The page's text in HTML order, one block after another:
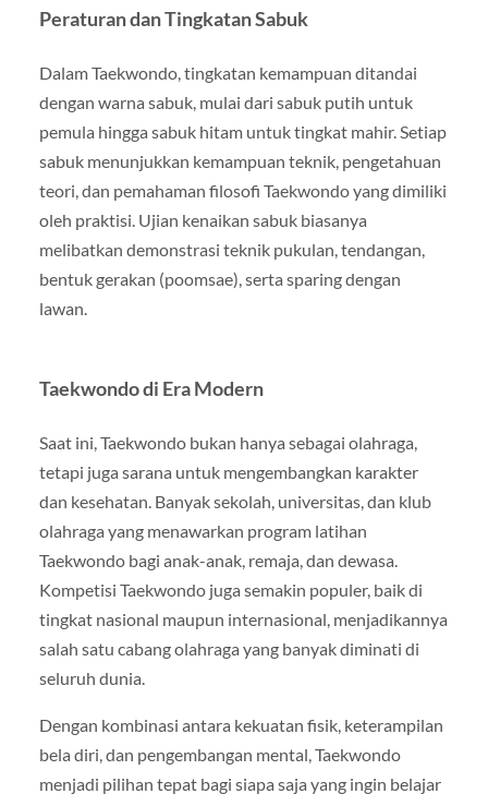
Peraturan dan Tingkatan Sabuk
Dalam Taekwondo, tingkatan kemampuan ditandai
dengan warna sabuk, mulai dari sabuk putih untuk
pemula hingga sabuk hitam untuk tingkat mahir. Setiap
sabuk menunjukkan kemampuan teknik, pengetahuan
teori, dan pemahaman filosofi Taekwondo yang dimiliki
oleh praktisi. Ujian kenaikan sabuk biasanya
melibatkan demonstrasi teknik pukulan, tendangan,
bentuk gerakan (poomsae), serta sparing dengan
lawan.
Taekwondo di Era Modern
Saat ini, Taekwondo bukan hanya sebagai olahraga,
tetapi juga sarana untuk mengembangkan karakter
dan kesehatan. Banyak sekolah, universitas, dan klub
olahraga yang menawarkan program latihan
Taekwondo bagi anak-anak, remaja, dan dewasa.
Kompetisi Taekwondo juga semakin populer, baik di
tingkat nasional maupun internasional, menjadikannya
salah satu cabang olahraga yang banyak diminati di
seluruh dunia.
Dengan kombinasi antara kekuatan fisik, keterampilan
bela diri, dan pengembangan mental, Taekwondo
menjadi pilihan tepat bagi siapa saja yang ingin belajar